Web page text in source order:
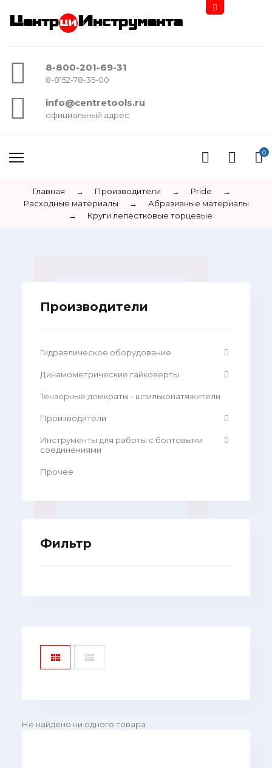
Центр Инструмента
8-800-201-69-31
8-8152-78-35-00
info@centretools.ru
официальный адрес
0
Главная → Производители → Pride
→
Расходные материалы
→
Абразивные материалы
→
Круги лепестковые торцевые
Производители
Гидравлическое оборудование
Динамометрические гайковерты
Тензорные домкраты - шпильконатяжители
Производители
Инструменты для работы с болтовыми
соединениями
Прочее
Фильтр
Не найдено ни одного товара